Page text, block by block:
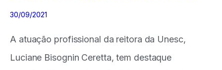
30/09/2021
A atuação profissional da reitora da Unesc,
Luciane Bisognin Ceretta, tem destaque